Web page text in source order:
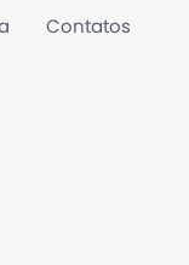
Contatos